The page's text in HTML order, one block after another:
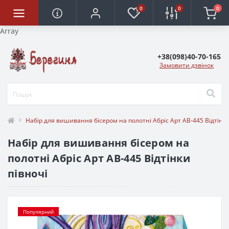
Array
0 0 0
+38(098)40-70-165
Замовити дзвінок
Набір для вишивання бісером на полотні Абріс Арт АВ-445
Набір для вишивання бісером на
полотні Абріс Арт АВ-445 Відтінки
півночі
Популярний